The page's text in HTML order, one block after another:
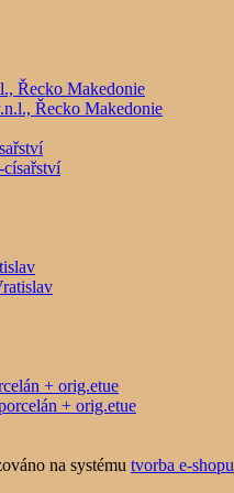
Řecko Makedonie
+ orig.etue
na systému tvorba e-shopu